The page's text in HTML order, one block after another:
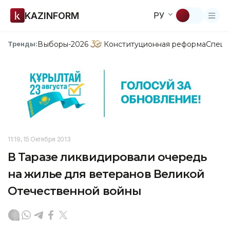
KAZINFORM РУ
Тренды:Выборы-2026 Конституционная реформа
11:19, 15 Октября 2013
В Таразе ликвидировали очередь
на жилье для ветеранов Великой
Отечественной войны